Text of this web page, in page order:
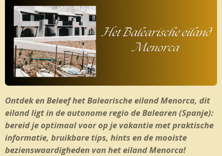
Ontdek en Beleef het Balearische eiland Menorca, dit
eiland ligt in de autonome regio de Balearen (Spanje):
bereid je optimaal voor op je vakantie met praktische
informatie, bruikbare tips, hints en de mooiste
bezienswaardigheden van het eiland Menorca!